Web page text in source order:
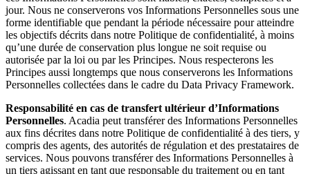
jour. Nous ne conserverons vos Informations Personnelles sous une
forme identifiable que pendant la période nécessaire pour atteindre
les objectifs décrits dans notre Politique de confidentialité, à moins
qu’une durée de conservation plus longue ne soit requise ou
autorisée par la loi ou par les Principes. Nous respecterons les
Principes aussi longtemps que nous conserverons les Informations
Personnelles collectées dans le cadre du Data Privacy Framework.
Responsabilité en cas de transfert ultérieur d’Informations
Personnelles. Acadia peut transférer des Informations Personnelles
aux fins décrites dans notre Politique de confidentialité à des tiers, y
compris des agents, des autorités de régulation et des prestataires de
services. Nous pouvons transférer des Informations Personnelles à
un tiers agissant en tant que responsable du traitement ou en tant